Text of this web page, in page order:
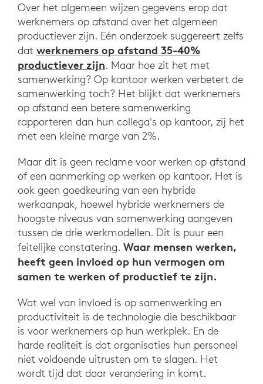
Over het algemeen wijzen gegevens erop dat
werknemers op afstand over het algemeen
productiever zijn. Eén onderzoek suggereert zelfs
dat werknemers op afstand 35-40%
productiever zijn. Maar hoe zit het met
samenwerking? Op kantoor werken verbetert de
samenwerking toch? Het blijkt dat werknemers
op afstand een betere samenwerking
rapporteren dan hun collega's op kantoor, zij het
met een kleine marge van 2%.
Maar dit is geen reclame voor werken op afstand
of een aanmerking op werken op kantoor. Het is
ook geen goedkeuring van een hybride
werkaanpak, hoewel hybride werknemers de
hoogste niveaus van samenwerking aangeven
tussen de drie werkmodellen. Dit is puur een
feitelijke constatering. Waar mensen werken,
heeft geen invloed op hun vermogen om
samen te werken of productief te zijn.
Wat wel van invloed is op samenwerking en
productiviteit is de technologie die beschikbaar
is voor werknemers op hun werkplek. En de
harde realiteit is dat organisaties hun personeel
niet voldoende uitrusten om te slagen. Het
wordt tijd dat daar verandering in komt.